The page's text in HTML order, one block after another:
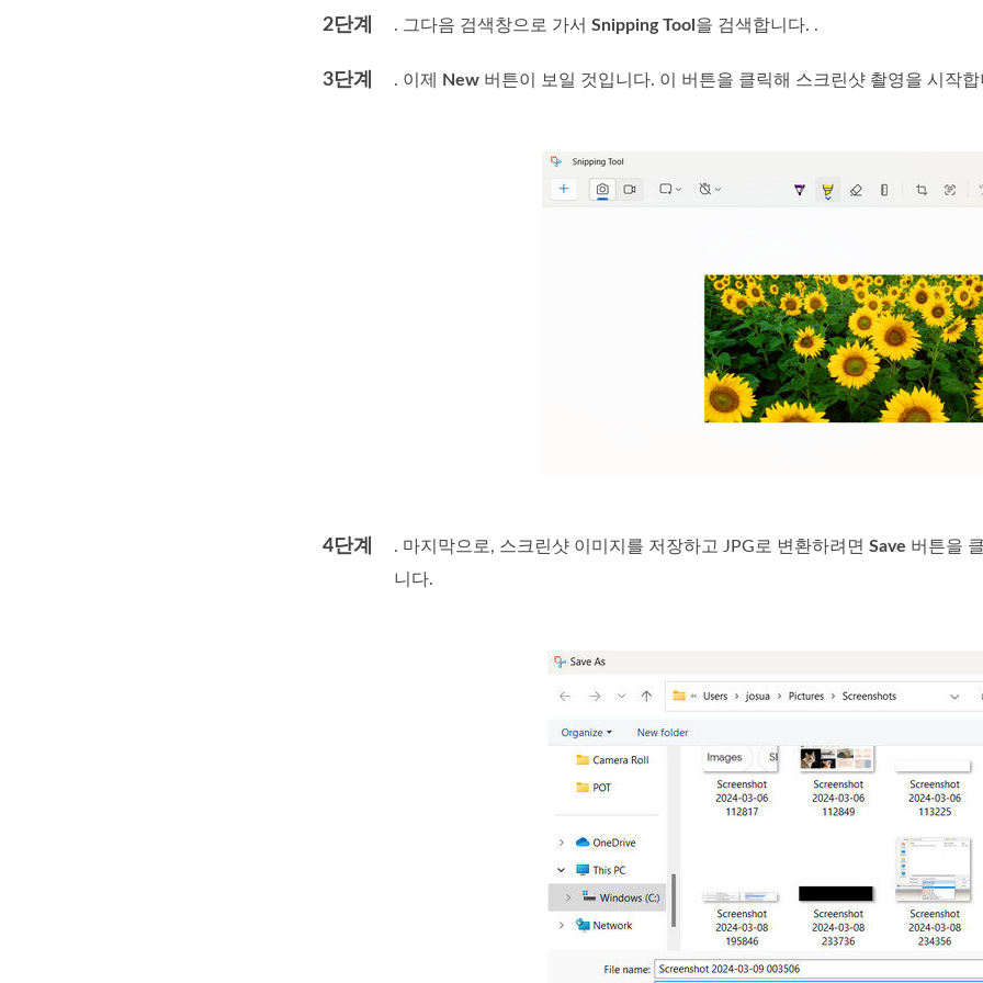
2단계 . 그다음 검색창으로 가서 Snipping Tool 을 검색합니다. .
3단계 . 이제 New 버튼이 보일 것입니다. 이 버튼을 클릭해 스크린샷 촬영을 시작
4단계 . 마지막으로, 스크린샷 이미지를 저장하고 JPG로 변환하려면 Save 버튼을
니다.